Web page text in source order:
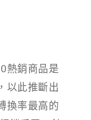
熱銷商品是
以此推斷出
換率最高的